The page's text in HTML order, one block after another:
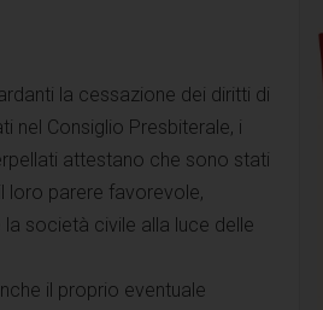
la cessazione dei diritti di
nel Consiglio Presbiterale, i
attestano che sono stati
loro parere favorevole,
società civile alla luce delle
il proprio eventuale